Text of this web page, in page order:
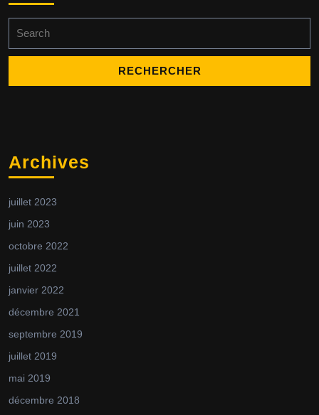
for:
Archives
juillet 2023
juin 2023
octobre 2022
juillet 2022
janvier 2022
décembre 2021
septembre 2019
juillet 2019
mai 2019
décembre 2018